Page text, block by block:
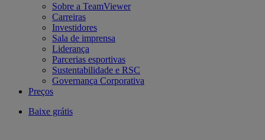
Sobre a TeamViewer
Carreiras
Investidores
Sala de imprensa
Liderança
Parcerias esportivas
Sustentabilidade e RSC
Governança Corporativa
Preços
Baixe grátis